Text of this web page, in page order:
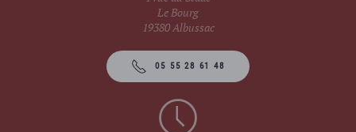
Le Bourg
19380 Albussac
05 55 28 61 48